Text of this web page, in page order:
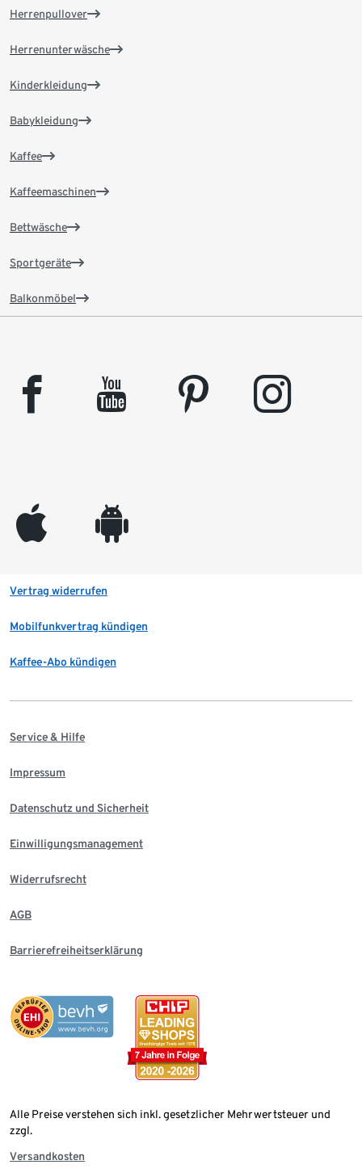
Herrenpullover
Herrenunterwäsche
Kinderkleidung
Babykleidung
Kaffee
Kaffeemaschinen
Bettwäsche
Sportgeräte
Balkonmöbel
facebook youtube pinterest instagram
appleinc android
Vertrag widerrufen
Mobilfunkvertrag kündigen
Kaffee-Abo kündigen
Service & Hilfe
Impressum
Datenschutz und Sicherheit
Einwilligungsmanagement
Widerrufsrecht
AGB
Barrierefreiheitserklärung
Alle Preise verstehen sich inkl. gesetzlicher Mehrwertsteuer und
zzgl.
Versandkosten